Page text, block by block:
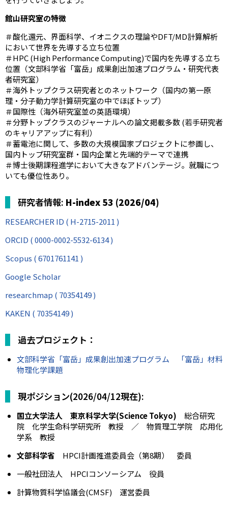
館山研究室の特徴
＃酸化還元、界面科学、イオニクスの理論やDFT/MD計算解析
において世界を先導する立ち位置
＃HPC (High Performance Computing)で国内を先導する立ち
位置（文部科学省「富岳」成果創出加速プログラム・研究代表
者研究室）
＃海外トップクラス研究者とのネットワーク（国内の第一原
理・分子動力学計算研究室の中でほぼトップ）
＃国際性（海外研究室並の英語環境）
＃分野トップクラスのジャーナルへの論文掲載多数 (若手研究者
のキャリアアップに有利）
＃蓄電池に関して、多数の大規模国家プロジェクトに参画し、
国内トップ研究室群・国内企業と先端的テーマで連携
＃博士後期課程進学において大きなアドバンテージ。就職につ
いても優位性あり。
研究者情報: H-index 53 (2026/04)
RESEARCHER ID ( H-2715-2011 )
ORCID ( 0000-0002-5532-6134 )
Scopus ( 6701761141 )
Google Scholar
researchmap ( 70354149)
KAKEN ( 70354149 )
過去プロジェクト：
文部科学省「富岳」成果創出加速プログラム 「富岳」材料
物理化学課題
現ポジション(2026/04/12現在):
国立大学法人 東京科学大学(Science Tokyo) 総合研究
院 化学生命科学研究所 教授 ／ 物質理工学院 応用化
学系 教授
文部科学省 HPCI計画推進委員会（第8期） 委員
一般社団法人 HPCIコンソーシアム 役員
計算物質科学協議会(CMSF) 運営委員